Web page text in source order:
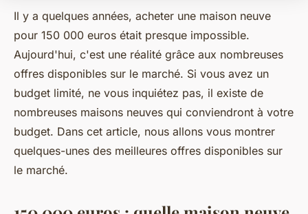
Il y a quelques années, acheter une maison neuve
pour 150 000 euros était presque impossible.
Aujourd'hui, c'est une réalité grâce aux nombreuses
offres disponibles sur le marché. Si vous avez un
budget limité, ne vous inquiétez pas, il existe de
nombreuses maisons neuves qui conviendront à votre
budget. Dans cet article, nous allons vous montrer
quelques-unes des meilleures offres disponibles sur
le marché.